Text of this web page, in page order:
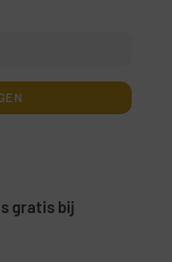
gratis bij